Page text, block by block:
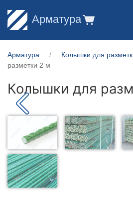
Арматура
Арматура Колышки для
разметки 2 м
Колышки для